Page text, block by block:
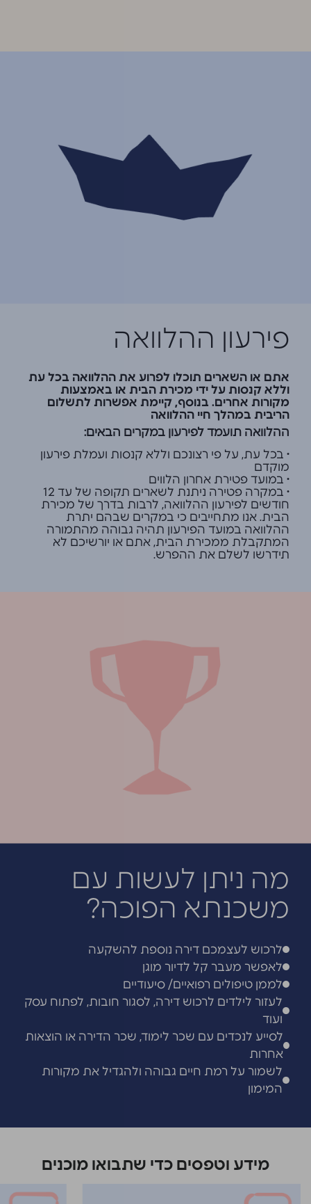
פירעון ההלוואה
אתם או השארים תוכלו לפרוע את ההלוואה בכל עת
וללא קנסות על ידי מכירת הבית או באמצעות
מקורות אחרים. בנוסף, קיימת אפשרות לתשלום
הריבית במהלך חיי ההלוואה
ההלוואה תועמד לפירעון במקרים הבאים:
• בכל עת, על פי רצונכם וללא קנסות ועמלת פירעון
מוקדם
• במועד פטירת אחרון הלווים
• במקרה פטירה ניתנת לשארים תקופה של עד 12
חודשים לפירעון ההלוואה, לרבות בדרך של מכירת
הבית. אנו מתחייבים כי במקרים שבהם יתרת
ההלוואה במועד הפירעון תהיה גבוהה מהתמורה
המתקבלת ממכירת הבית, אתם או יורשיכם לא
תידרשו לשלם את ההפרש.
מה ניתן לעשות עם
משכנתא הפוכה?
לרכוש לעצמכם דירה נוספת להשקעה
לאפשר מעבר קל לדיור מוגן
לממן טיפולים רפואיים/ סיעודיים
לעזור לילדים לרכוש דירה, לסגור חובות, לפתוח עסק
ועוד
לסייע לנכדים עם שכר לימוד, שכר הדירה או הוצאות
אחרות
לשמור על רמת חיים גבוהה ולהגדיל את מקורות
המימון
מידע וטפסים כדי שתבואו מוכנים